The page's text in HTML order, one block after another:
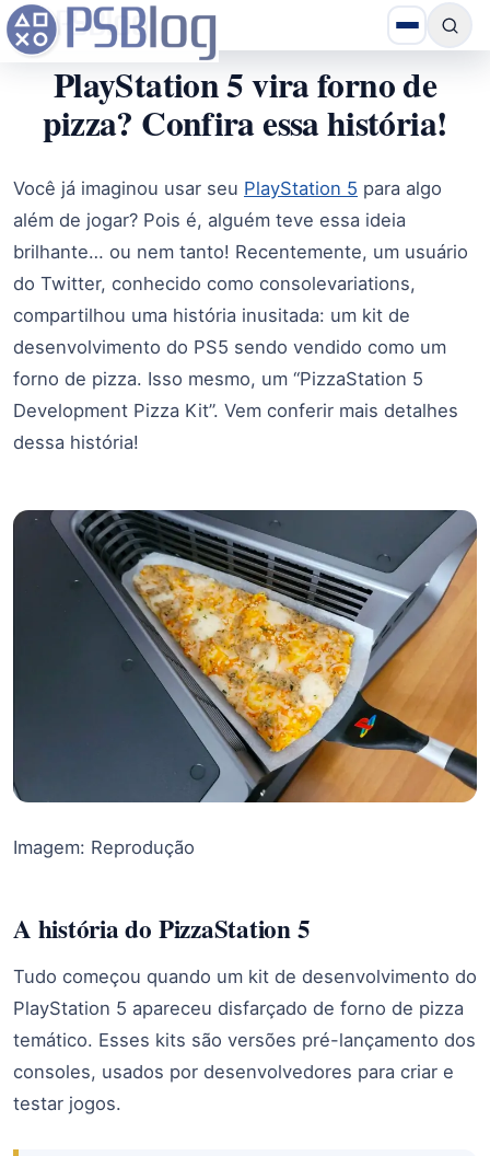
PlayStation 5 vira forno de
pizza? Confira essa história!
Você já imaginou usar seu PlayStation 5 para algo
além de jogar? Pois é, alguém teve essa ideia
brilhante… ou nem tanto! Recentemente, um usuário
do Twitter, conhecido como consolevariations,
compartilhou uma história inusitada: um kit de
desenvolvimento do PS5 sendo vendido como um
forno de pizza. Isso mesmo, um “PizzaStation 5
Development Pizza Kit”. Vem conferir mais detalhes
dessa história!
Imagem: Reprodução
A história do PizzaStation 5
Tudo começou quando um kit de desenvolvimento do
PlayStation 5 apareceu disfarçado de forno de pizza
temático. Esses kits são versões pré-lançamento dos
consoles, usados por desenvolvedores para criar e
testar jogos.